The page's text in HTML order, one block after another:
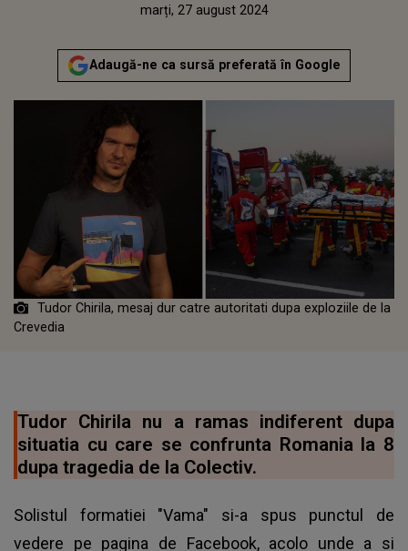
duminică, 27 august 2023Actualizat:
marți, 27 august 2024
Adaugă-ne ca sursă preferată în Google
Tudor Chirila, mesaj dur catre autoritati dupa exploziile de la
Crevedia
Tudor Chirila nu a ramas indiferent dupa
situatia cu care se confrunta Romania la 8
dupa tragedia de la Colectiv.
Solistul formatiei "Vama" si-a spus punctul de
vedere pe pagina de Facebook, acolo unde a si